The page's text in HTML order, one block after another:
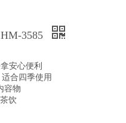
3585
安心便利
合四季使用
容物
饮